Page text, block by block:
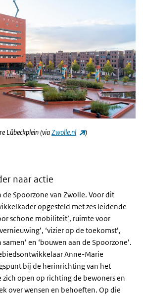
Lübeckplein (viaZwolle.nl (externe link)
)
naar actie
Spoorzone van Zwolle. Voor dit
opgesteld met zes leidende
schone mobiliteit’, ruimte voor
‘vizier op de toekomst’,
en ‘bouwen aan de Spoorzone’.
Anne-Marie
bij de herinrichting van het
zich open op richting de bewoners en
over wensen en behoeften. Op die